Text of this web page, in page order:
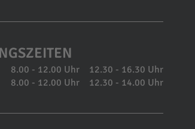
8.00 - 12.00 Uhr
12.30 - 16.30 Uhr
8.00 - 12.00 Uhr 12.30 - 14.00 Uhr